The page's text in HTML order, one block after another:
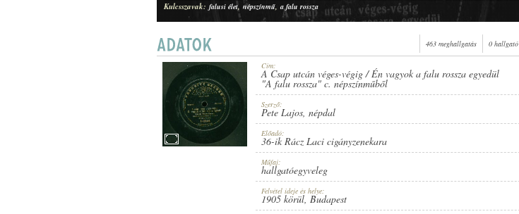
MŰFAJ: HALLGATÓEGYVELEG
1905 KÖRÜL
Kulcsszavak: falusi élet népszínmű a falu rossza
463 meghallgatás 0 hallgató
Cím:
A Csap utcán véges-végig / Én vagyok a falu rossza egyedül
"A falu rossza" c. népszínműből
Szerző:
Pete Lajos, népdal
Előadó:
36-ik Rácz Laci cigányzenekara
Műfaj:
hallgatóegyveleg
Felvétel ideje és helye:
1905 körül, Budapest